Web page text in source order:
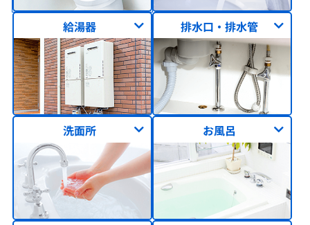
給湯器 排水口・排水管
洗面所 お風呂